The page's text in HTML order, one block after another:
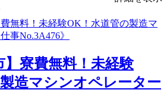
】寮費無料！未経験
造マシンオペレーター